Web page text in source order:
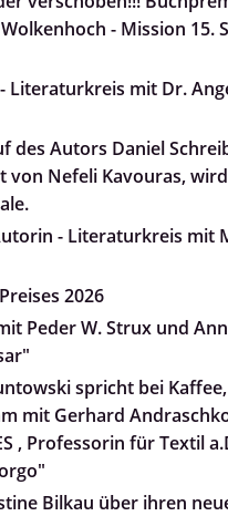
- Mission 15.
Literaturkreis mit Dr.
des Autors Daniel
Nefeli Kavouras,
- Literaturkreis mit
2026
Peder W. Strux und
spricht bei
mit Gerhard
, Professorin für Textil
Bilkau über ihren